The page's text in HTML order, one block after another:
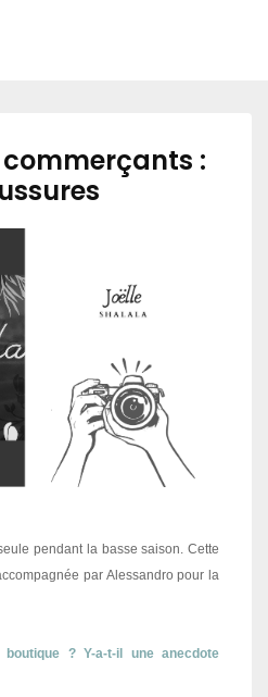
:
pendant la basse saison. Cette
par Alessandro pour la
? Y-a-t-il une anecdote